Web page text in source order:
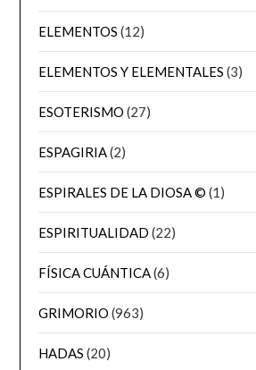
ELEMENTOS (12)
ELEMENTOS Y ELEMENTALES (3)
ESOTERISMO (27)
ESPAGIRIA(2)
ESPIRALES DE LA DIOSA © (1)
ESPIRITUALIDAD (22)
FÍSICA CUÁNTICA(6)
GRIMORIO (963)
HADAS (20)